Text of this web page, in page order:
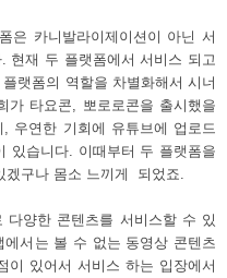
은 카니발라이제이션이 아닌 서
현재 두 플랫폼에서 서비스 되고
랫폼의 역할을 차별화해서 시너
가 타요콘, 뽀로로콘을 출시했을
우연한 기회에 유튜브에 업로드
있습니다. 이때부터 두 플랫폼을
구나 몸소 느끼게  되었죠.
다양한 콘텐츠를 서비스할 수 있
서는 볼 수 없는 동영상 콘텐츠
이 있어서 서비스 하는 입장에서